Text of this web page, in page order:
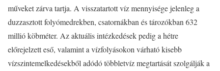
műveket zárva tartja. A visszatartott víz mennyisége jelenleg a
duzzasztott folyómedrekben, csatornákban és tározókban 632
millió köbméter. Az aktuális intézkedések pedig a hétre
előrejelzett eső, valamint a vízfolyásokon várható kisebb
vízszintemelkedésekből adódó többletvíz megtartását szolgálják a